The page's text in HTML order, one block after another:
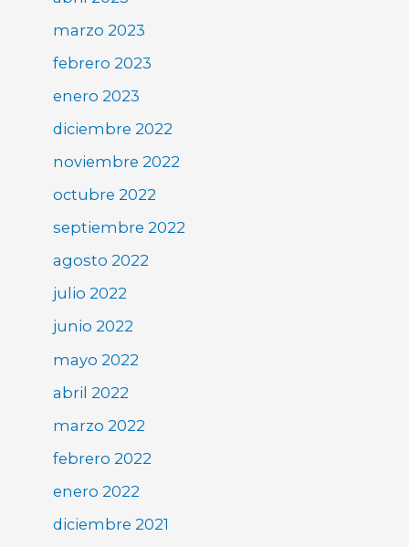
marzo 2023
febrero 2023
enero 2023
diciembre 2022
noviembre 2022
octubre 2022
septiembre 2022
agosto 2022
julio 2022
junio 2022
mayo 2022
abril 2022
marzo 2022
febrero 2022
enero 2022
diciembre 2021